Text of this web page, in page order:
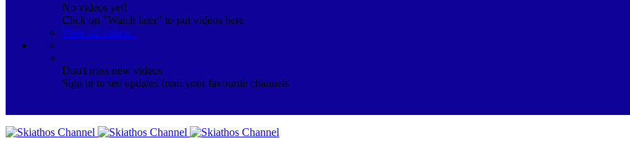
No videos yet!
Click on "Watch later" to put videos here
View all videos
Don't miss new videos
Sign in to see updates from your favourite channels